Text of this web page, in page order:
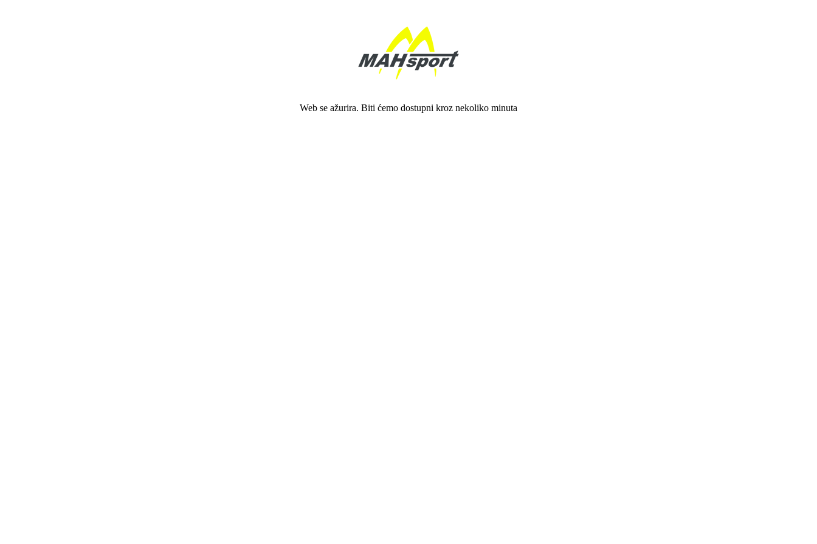
Web se ažurira. Biti ćemo dostupni kroz nekoliko minuta